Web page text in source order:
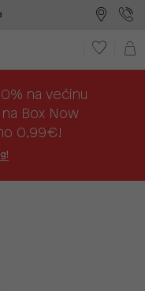
na većinu
Box Now
0,99€!